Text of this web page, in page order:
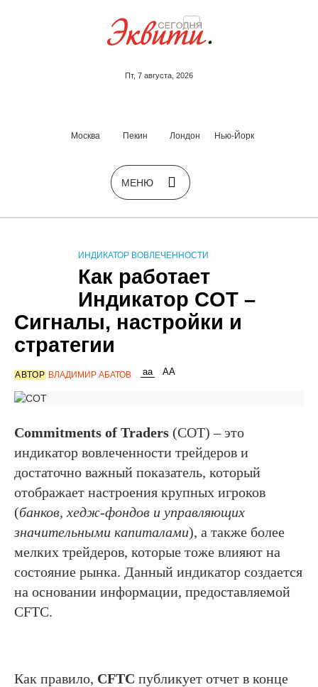
Пт, 7 августа, 2026
Москва Пекин Лондон Нью-Йорк
ИНДИКАТОР ВОВЛЕЧЕННОСТИ
Как работает
Индикатор COT –
Сигналы, настройки и
стратегии
АВТОР ВЛАДИМИР АБАТОВ
Commitments of Traders (COT) – это
индикатор вовлеченности трейдеров и
достаточно важный показатель, который
отображает настроения крупных игроков
(банков, хедж-фондов и управляющих
значительными капиталами), а также более
мелких трейдеров, которые тоже влияют на
состояние рынка. Данный индикатор создается
на основании информации, предоставляемой
CFTC.
Как правило, CFTC публикует отчет в конце